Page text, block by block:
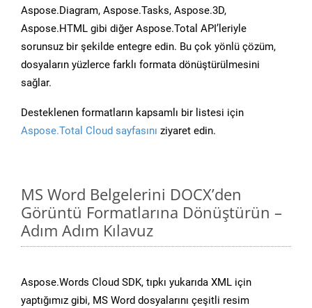
Aspose.Diagram, Aspose.Tasks, Aspose.3D,
Aspose.HTML gibi diğer Aspose.Total API’leriyle
sorunsuz bir şekilde entegre edin. Bu çok yönlü çözüm,
dosyaların yüzlerce farklı formata dönüştürülmesini
sağlar.
Desteklenen formatların kapsamlı bir listesi için
Aspose.Total Cloud sayfasını ziyaret edin.
MS Word Belgelerini DOCX’den
Görüntü Formatlarına Dönüştürün –
Adım Adım Kılavuz
Aspose.Words Cloud SDK, tıpkı yukarıda XML için
yaptığımız gibi, MS Word dosyalarını çeşitli resim